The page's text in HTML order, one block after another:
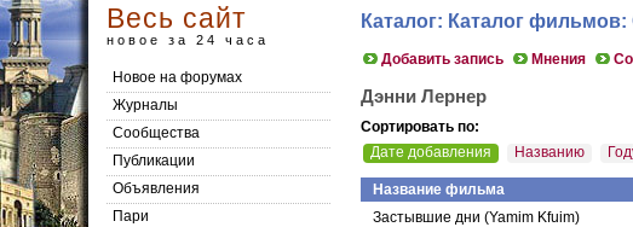
Весь сайт
новое за 24 часа
Новое на форумах
Журналы
Сообщества
Публикации
Объявления
Пари
Каталог: Каталог
Добавить запись Мнения
Дэнни Лернер
Сортировать по:
Дате добавления
Названию
Название фильма
Застывшие дни (Yamim Kfuim)